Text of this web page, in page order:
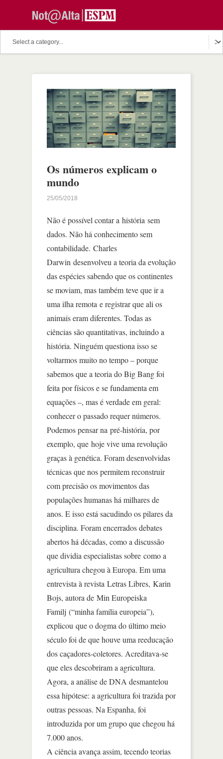
Os números explicam o
mundo
25/05/2018
Não é possível contar a história sem
dados. Não há conhecimento sem
contabilidade. Charles
Darwin desenvolveu a teoria da evolução
das espécies sabendo que os continentes
se moviam, mas também teve que ir a
uma ilha remota e registrar que ali os
animais eram diferentes. Todas as
ciências são quantitativas, incluindo a
história. Ninguém questiona isso se
voltarmos muito no tempo – porque
sabemos que a teoria do Big Bang foi
feita por físicos e se fundamenta em
equações –, mas é verdade em geral:
conhecer o passado requer números.
Podemos pensar na pré-história, por
exemplo, que hoje vive uma revolução
graças à genética. Foram desenvolvidas
técnicas que nos permitem reconstruir
com precisão os movimentos das
populações humanas há milhares de
anos. E isso está sacudindo os pilares da
disciplina. Foram encerrados debates
abertos há décadas, como a discussão
que dividia especialistas sobre como a
agricultura chegou à Europa. Em uma
entrevista à revista Letras Libres, Karin
Bojs, autora de Min Europeiska
Familj (“minha família europeia”),
explicou que o dogma do último meio
século foi de que houve uma reeducação
dos caçadores-coletores. Acreditava-se
que eles descobriram a agricultura.
Agora, a análise de DNA desmantelou
essa hipótese: a agricultura foi trazida por
outras pessoas. Na Espanha, foi
introduzida por um grupo que chegou há
7.000 anos.
A ciência avança assim, tecendo teorias